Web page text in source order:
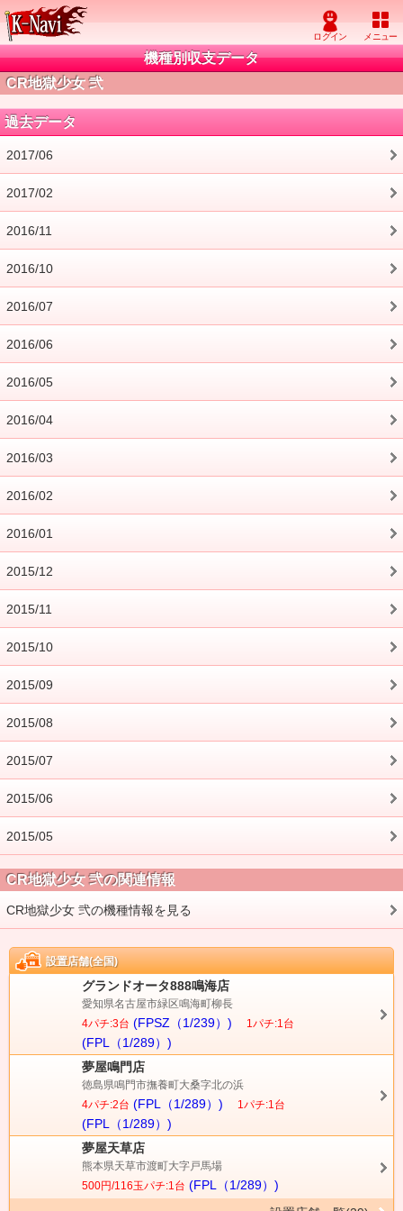
機種別収支データ
CR地獄少女 弐
過去データ
2017/06
2017/02
2016/11
2016/10
2016/07
2016/06
2016/05
2016/04
2016/03
2016/02
2016/01
2015/12
2015/11
2015/10
2015/09
2015/08
2015/07
2015/06
2015/05
CR地獄少女 弐の関連情報
CR地獄少女 弐の機種情報を見る
設置店舗(全国)
グランドオータ888鳴海店
愛知県名古屋市緑区鳴海町柳長
4パチ:3台 (FPSZ（1/239）) 1パチ:1台
(FPL（1/289）)
夢屋鳴門店
徳島県鳴門市撫養町大桑字北の浜
4パチ:2台 (FPL（1/289）) 1パチ:1台
(FPL（1/289）)
夢屋天草店
熊本県天草市渡町大字戸馬場
500円/116玉パチ:1台 (FPL（1/289）)